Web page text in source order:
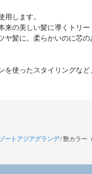
用します。
来の美しい髪に導くトリー
ヤ髪に。柔らかいのに芯の
を使ったスタイリングなど
ートアジアグランデ/艶カラー